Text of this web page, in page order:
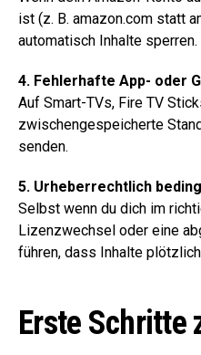
ist (z. B. amazon.com statt
automatisch Inhalte sperren.
4. Fehlerhafte App- oder
Auf Smart-TVs, Fire TV
zwischengespeicherte
senden.
5. Urheberrechtlich
Selbst wenn du dich im
Lizenzwechsel oder eine
führen, dass Inhalte
Erste Schritte